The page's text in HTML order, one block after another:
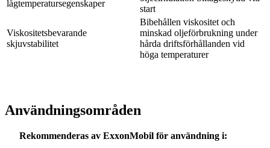
lågtemperatursegenskaper
start
Viskositetsbevarande
skjuvstabilitet
Bibehållen viskositet och
minskad oljeförbrukning under
hårda driftsförhållanden vid
höga temperaturer
Användningsområden
Rekommenderas av ExxonMobil för användning i: